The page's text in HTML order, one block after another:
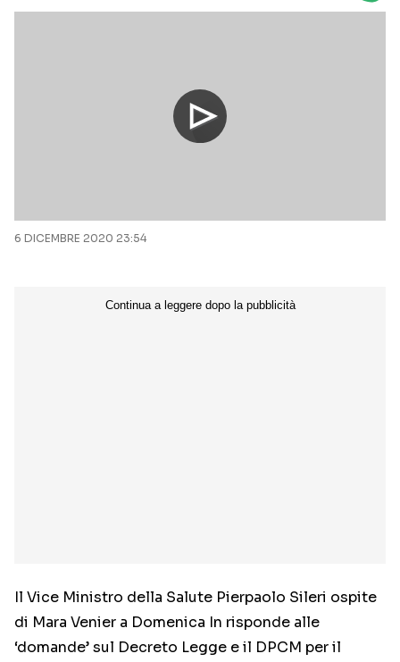
INTERVISTE
RUBRICHE
Seguici sui social
6 DICEMBRE 2020 23:54
Il Vice Ministro della Salute Pierpaolo Sileri ospite
di Mara Venier a Domenica In risponde alle
‘domande’ sul Decreto Legge e il DPCM per il